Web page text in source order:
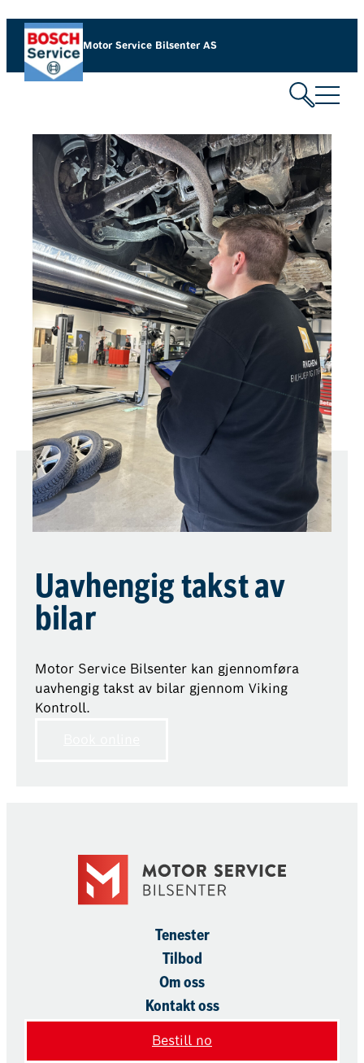
Motor Service Bilsenter AS
Uavhengig takst av
bilar
Motor Service Bilsenter kan gjennomføra
uavhengig takst av bilar gjennom Viking
Kontroll.
Tenester
Tilbod
Om oss
Kontakt oss
Bestill no